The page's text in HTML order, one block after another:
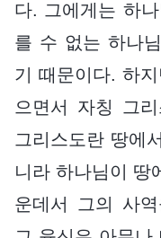
다. 그에게는 하
를 수 없는 하나
기 때문이다. 하
으면서 자칭 그
그리스도란 땅에
니라 하나님이 땅
운데서 그의 사